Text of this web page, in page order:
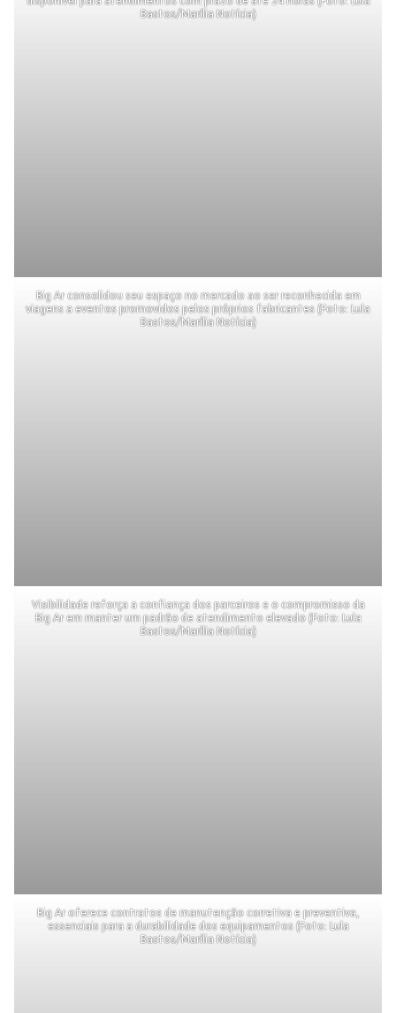
Bastos/Marília Notícia)
Big Ar consolidou seu espaço no mercado ao ser reconhecida em
viagens a eventos promovidos pelos próprios fabricantes (Foto: Lula
Bastos/Marília Notícia)
Visibilidade reforça a confiança dos parceiros e o compromisso da
Big Ar em manter um padrão de atendimento elevado (Foto: Lula
Bastos/Marília Notícia)
Big Ar oferece contratos de manutenção corretiva e preventiva,
essenciais para a durabilidade dos equipamentos (Foto: Lula
Bastos/Marília Notícia)